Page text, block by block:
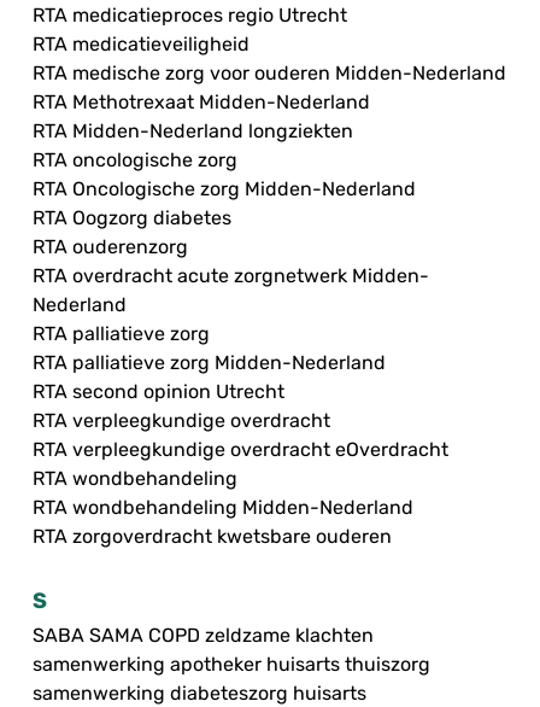
RTA medicatieproces regio Utrecht
RTA medicatieveiligheid
RTA medische zorg voor ouderen Midden-Nederland
RTA Methotrexaat Midden-Nederland
RTA Midden-Nederland longziekten
RTA oncologische zorg
RTA Oncologische zorg Midden-Nederland
RTA Oogzorg diabetes
RTA ouderenzorg
RTA overdracht acute zorgnetwerk Midden-
Nederland
RTA palliatieve zorg
RTA palliatieve zorg Midden-Nederland
RTA second opinion Utrecht
RTA verpleegkundige overdracht
RTA verpleegkundige overdracht eOverdracht
RTA wondbehandeling
RTA wondbehandeling Midden-Nederland
RTA zorgoverdracht kwetsbare ouderen
S
SABA SAMA COPD zeldzame klachten
samenwerking apotheker huisarts thuiszorg
samenwerking diabeteszorg huisarts